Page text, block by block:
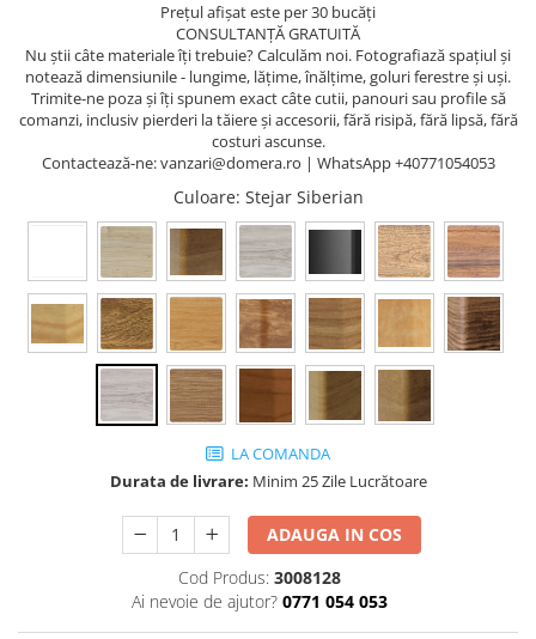
Prețul afișat este per 30 bucăți
CONSULTANȚĂ GRATUITĂ
Nu știi câte materiale îți trebuie? Calculăm noi. Fotografiază spațiul și
notează dimensiunile - lungime, lățime, înălțime, goluri ferestre și uși.
Trimite-ne poza și îți spunem exact câte cutii, panouri sau profile să
comanzi, inclusiv pierderi la tăiere și accesorii, fără risipă, fără lipsă, fără
costuri ascunse.
Contactează-ne: vanzari@domera.ro | WhatsApp +40771054053
Culoare: Stejar Siberian
LA COMANDA
Durata de livrare: Minim 25 Zile Lucrătoare
ADAUGA IN COS
Cod Produs: 3008128
Ai nevoie de ajutor? 0771 054 053